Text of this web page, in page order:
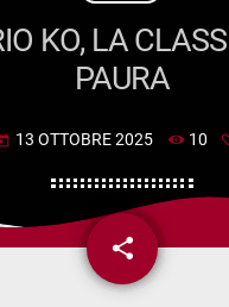
KO, LA
PAURA
13 OTTOBRE 2025 10
share
email